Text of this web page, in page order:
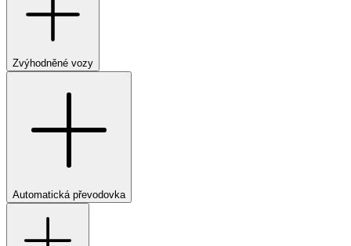
Zvýhodněné vozy
Automatická převodovka